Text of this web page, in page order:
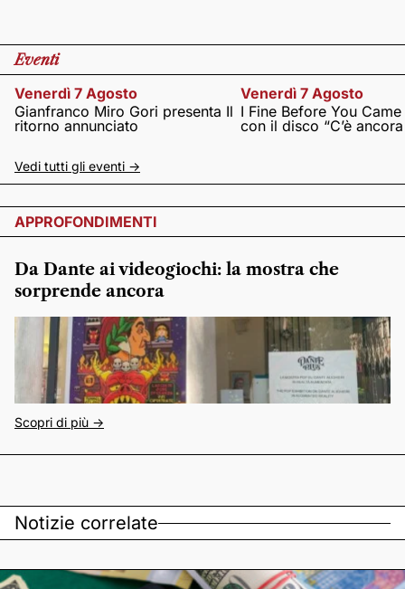
Eventi
Venerdì 7 Agosto
Gianfranco Miro Gori presenta Il
ritorno annunciato
Venerdì 7 Agosto
I Fine Before You
con il disco “C’è
Vedi tutti gli eventi ->
APPROFONDIMENTI
Da Dante ai videogiochi: la mostra che
sorprende ancora
Scopri di più ->
Notizie correlate